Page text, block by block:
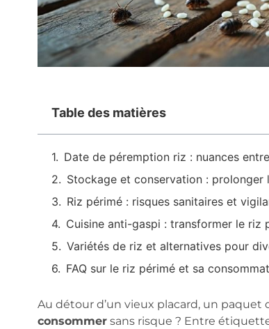
Table des matières
Date de péremption riz : nuances
Stockage et conservation :
Riz périmé : risques sanitaires et
Cuisine anti-gaspi : transformer le riz
Variétés de riz et alternatives pour
FAQ sur le riz périmé et sa
Au détour d’un vieux placard, un paquet
consommersans risque ? Entre